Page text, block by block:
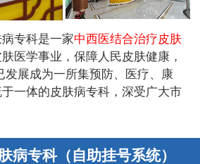
专科是一家中西医结合治疗皮肤
医学事业，保障人民皮肤健康，
发展成为一所集预防、医疗、康
一体的皮肤病专科，深受广大市
病专科（自助挂号系统）